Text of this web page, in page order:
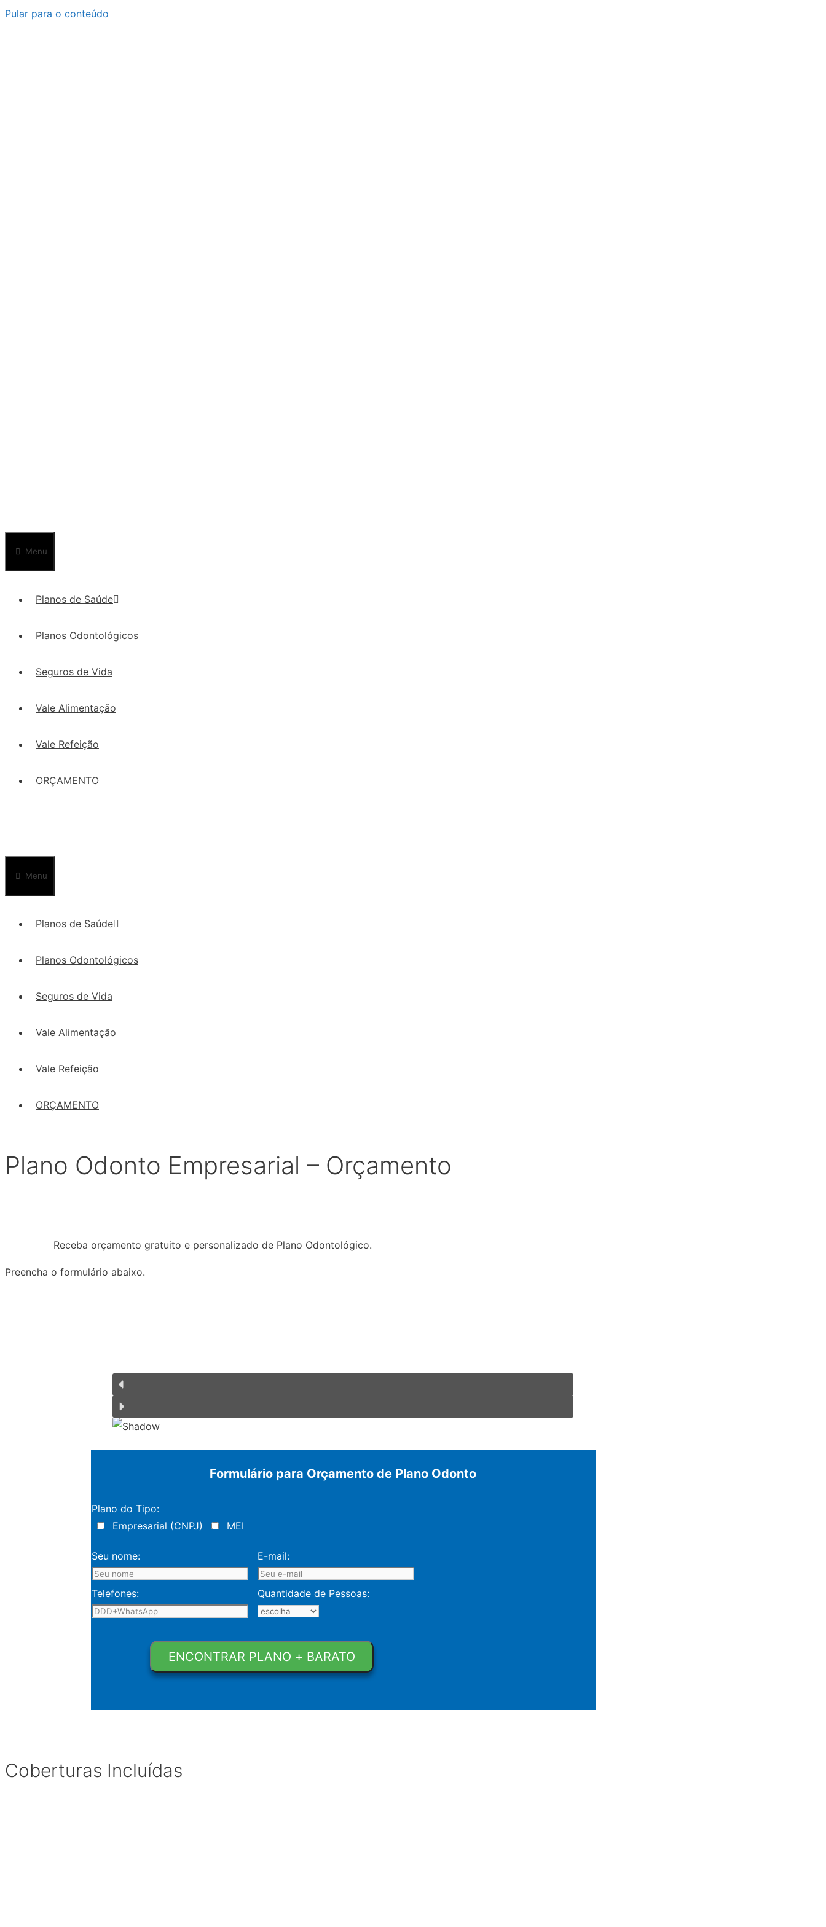
Pular para o conteúdo
Menu
Planos de Saúde
Planos Odontológicos
Seguros de Vida
Vale Alimentação
Vale Refeição
ORÇAMENTO
Menu
Planos de Saúde
Planos Odontológicos
Seguros de Vida
Vale Alimentação
Vale Refeição
ORÇAMENTO
Plano Odonto Empresarial – Orçamento
Receba orçamento gratuito e personalizado de Plano Odontológico.
Preencha o formulário abaixo.
Formulário para Orçamento de Plano Odonto
Plano do Tipo:
Empresarial (CNPJ)
MEI
Seu nome: E-mail:
Telefones: Quantidade de Pessoas:
Coberturas Incluídas